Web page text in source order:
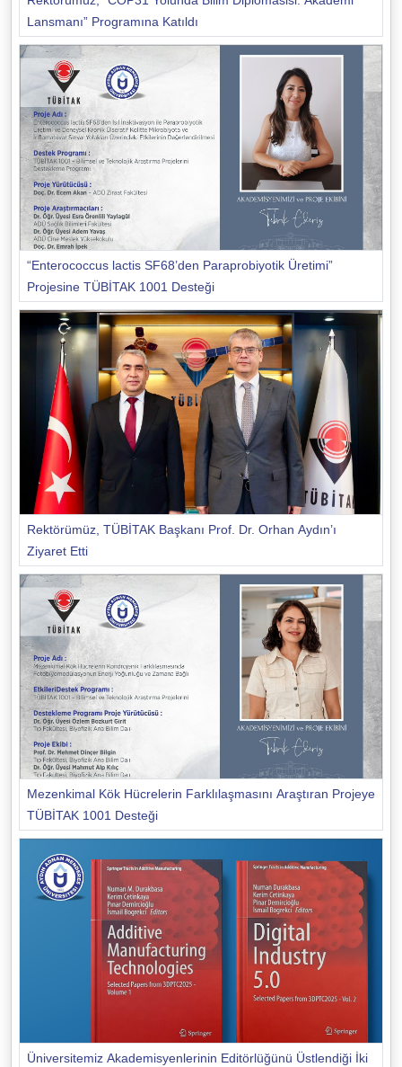
Lansmanı” Programına Katıldı
“Enterococcus lactis SF68’den Paraprobiyotik Üretimi”
Projesine TÜBİTAK 1001 Desteği
Rektörümüz, TÜBİTAK Başkanı Prof. Dr. Orhan Aydın’ı
Ziyaret Etti
Mezenkimal Kök Hücrelerin Farklılaşmasını Araştıran Projeye
TÜBİTAK 1001 Desteği
Üniversitemiz Akademisyenlerinin Editörlüğünü Üstlendiği İki